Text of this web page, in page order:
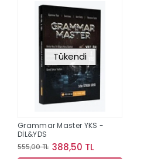
Tükendi
Grammar Master YKS -
DİL&YDS
555,00 TL 388,50 TL